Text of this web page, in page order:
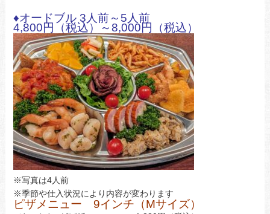
♦オードブル 3人前～5人前
4,800円（税込）～8,000円（税込）
※写真は4人前
※季節や仕入状況により内容が変わります
ピザメニュー 9インチ（Mサイズ）